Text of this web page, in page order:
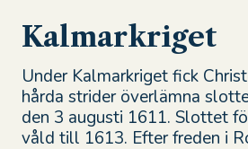
Kalmarkriget
Under Kalmarkriget fick
hårda strider överlämna
den 3 augusti 1611. Slottet
våld till 1613. Efter freden i